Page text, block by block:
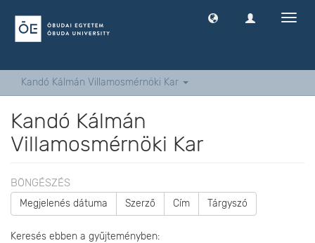
Kandó Kálmán Villamosmérnöki Kar
Kandó Kálmán
Villamosmérnöki Kar
BÖNGÉSZÉS
Megjelenés dátuma Szerző Cím Tárgyszó
Keresés ebben a gyűjteményben: